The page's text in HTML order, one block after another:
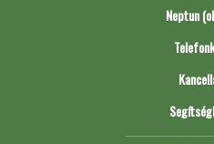
Neptun